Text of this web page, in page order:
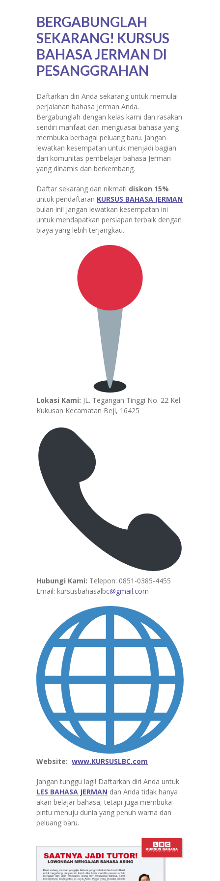
BERGABUNGLAH
SEKARANG! KURSUS
BAHASA JERMAN DI
PESANGGRAHAN
Daftarkan diri Anda sekarang untuk memulai
perjalanan bahasa Jerman Anda.
Bergabunglah dengan kelas kami dan rasakan
sendiri manfaat dari menguasai bahasa yang
membuka berbagai peluang baru. Jangan
lewatkan kesempatan untuk menjadi bagian
dari komunitas pembelajar bahasa Jerman
yang dinamis dan berkembang.
Daftar sekarang dan nikmati diskon 15%
untuk pendaftaran KURSUS BAHASA JERMAN
bulan ini! Jangan lewatkan kesempatan ini
untuk mendapatkan persiapan terbaik dengan
biaya yang lebih terjangkau.
Lokasi Kami: JL. Tegangan Tinggi No. 22 Kel.
Kukusan Kecamatan Beji, 16425
Hubungi Kami: Telepon: 0851-0385-4455
Email: kursusbahasalbc@gmail.com
Website: www.KURSUSLBC.com
Jangan tunggu lagi! Daftarkan diri Anda untuk
LES BAHASA JERMAN dan Anda tidak hanya
akan belajar bahasa, tetapi juga membuka
pintu menuju dunia yang penuh warna dan
peluang baru.